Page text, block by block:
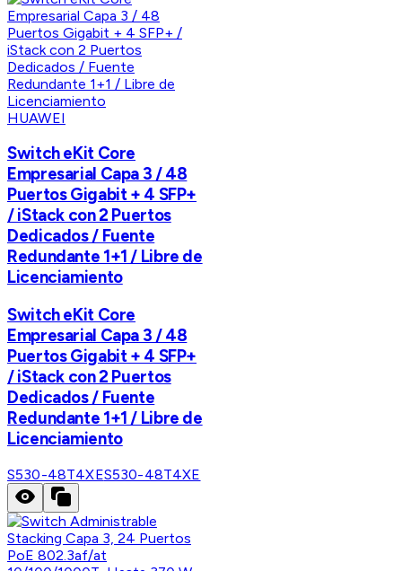
HUAWEI
Switch eKit Core
Empresarial Capa 3 / 48
Puertos Gigabit + 4 SFP+
/ iStack con 2 Puertos
Dedicados / Fuente
Redundante 1+1 / Libre de
Licenciamiento
Switch eKit Core
Empresarial Capa 3 / 48
Puertos Gigabit + 4 SFP+
/ iStack con 2 Puertos
Dedicados / Fuente
Redundante 1+1 / Libre de
Licenciamiento
S530-48T4XES530-48T4XE